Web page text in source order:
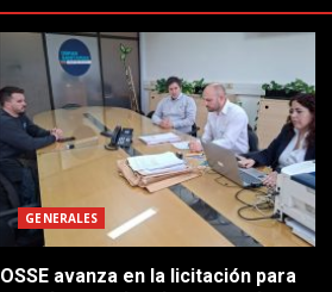
GENERALES
OSSE avanza en la licitación para